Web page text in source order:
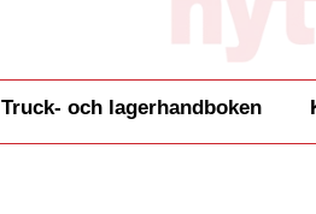
Truck- och lagerhandboken